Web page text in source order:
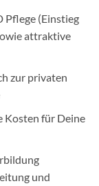
Pflege (Einstieg
attraktive
zur privaten
Kosten für Deine
und